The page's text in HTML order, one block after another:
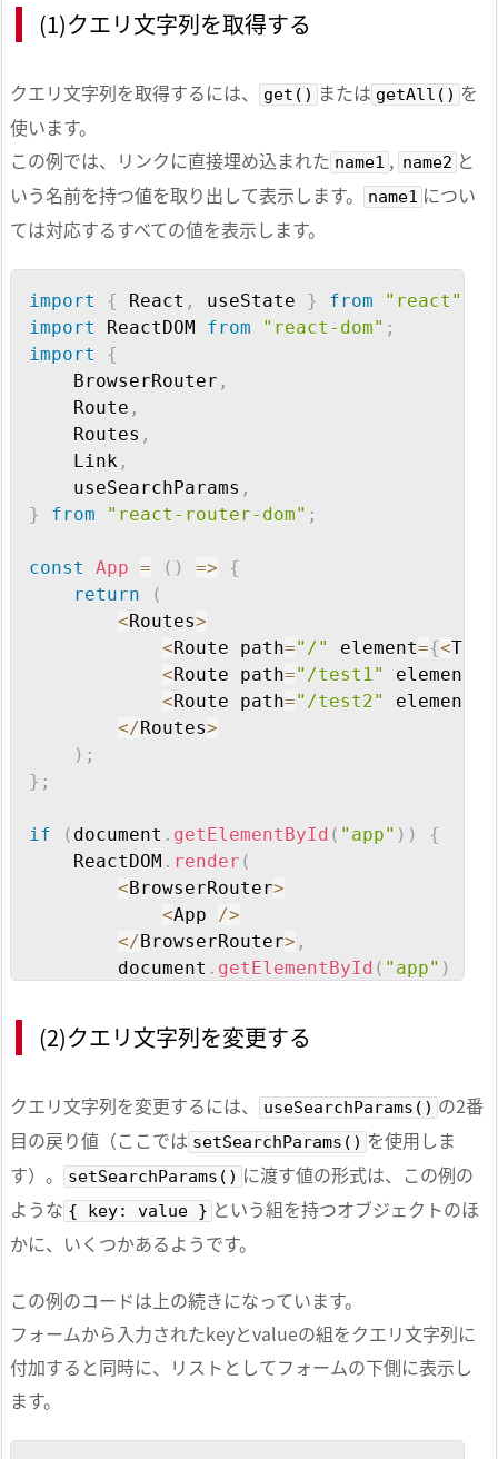
(1)クエリ文字列を取得する
クエリ文字列を取得するには、 get() または getAll() を
使います。
この例では、リンクに直接埋め込まれた name1 , name2 と
いう名前を持つ値を取り出して表示します。
name1 につい
ては対応するすべての値を表示します。
import { React , useState } from "react"
import
ReactDOM from "react-dom" ;
import
{
    BrowserRouter
,
    Route
,
    Routes
,
    Link
,
    useSearchParams
,
}
from "react-router-dom" ;
const App = ( ) =>
{
return
(
<Routes>
<Route path="/" element={<
<Route path="/test1" element
<Route path="/test2" element
</Routes>
) ;
} ;
if ( document . getElementById ( "app" ) )
{
    ReactDOM
. render (
<BrowserRouter>
<App />
</BrowserRouter> ,
        document
. getElementById ( "app" )
return
(
>
<Link
                to
=
>
                テスト
<Link to= "test2" >
                テスト
2
/ Link>
Copy
(2)クエリ文字列を変更する
クエリ文字列を変更するには、 useSearchParams() の2番
目の戻り値（ここでは setSearchParams() を使用しま
す）。
setSearchParams() に渡す値の形式は、この例の
ような { key: value } という組を持つオブジェクトのほ
かに、いくつかあるようです。
この例のコードは上の続きになっています。
フォームから入力されたkeyとvalueの組をクエリ文字列に
付加すると同時に、リストとしてフォームの下側に表示し
ます。